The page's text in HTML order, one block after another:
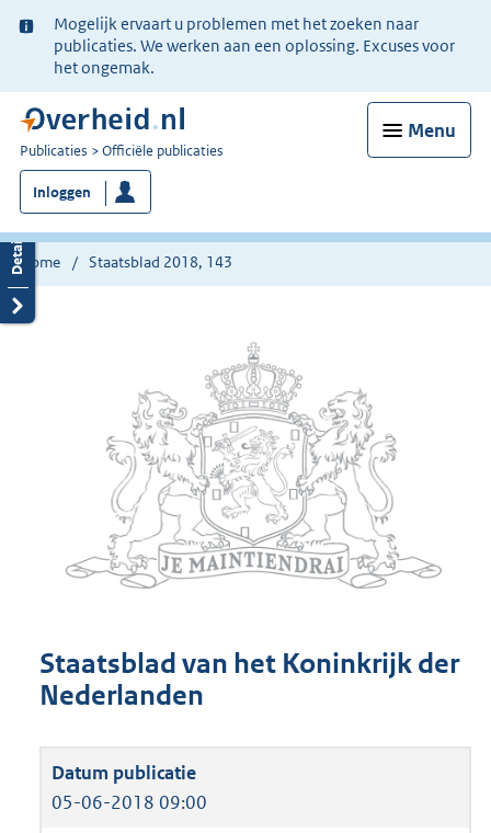
Ter
informatie:
Mogelijk ervaart u problemen met het zoeken naar
publicaties. We werken aan een oplossing. Excuses voor
het ongemak.
Menu
U
bent
nu
hier:
Publicaties Officiële publicaties
Inloggen
Home Staatsblad 2018, 143
Staatsblad van het Koninkrijk der
Nederlanden
05-06-2018 09:00